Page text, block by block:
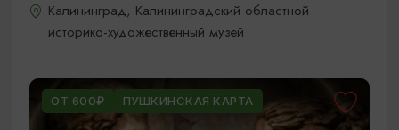
Калининград, Калининградский областной
историко-художественный музей
ОТ 600₽ ПУШКИНСКАЯ КАРТА